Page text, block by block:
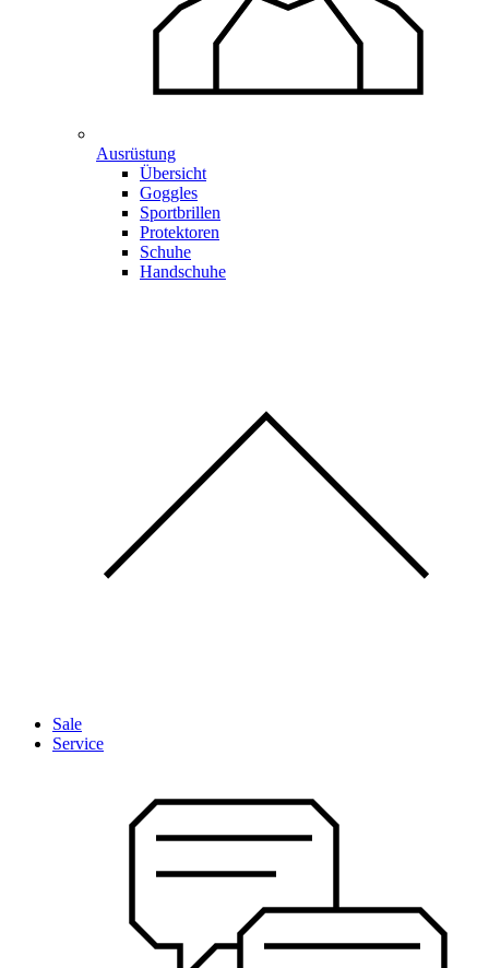
Ausrüstung
Übersicht
Goggles
Sportbrillen
Protektoren
Schuhe
Handschuhe
Sale
Service